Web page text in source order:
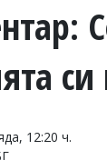
12:20 ч.